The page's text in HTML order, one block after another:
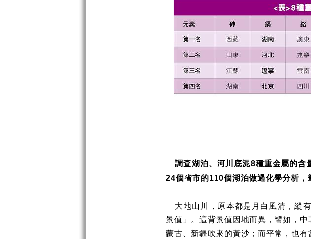
調查湖泊、河川底泥8種重金屬的含
24個省市的110個湖泊做過化學分析
大地山川，原本都是月白風清，縱
景值」。這背景值因地而異，譬如，
蒙古、新疆吹來的黃沙；而平常，也